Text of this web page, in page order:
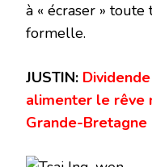
à « écraser » toute
formelle.
JUSTIN:
alimenter le rêve
Grande-Bretagne